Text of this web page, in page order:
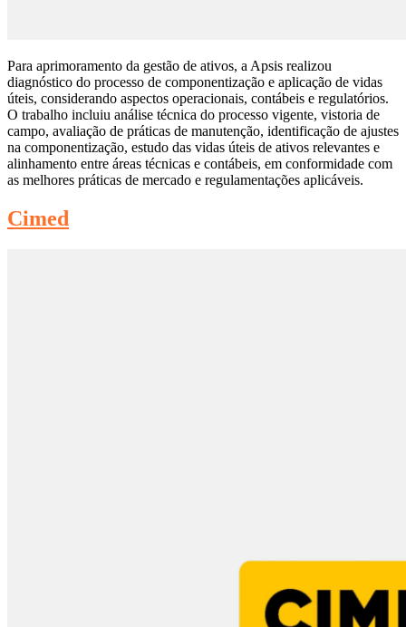
Para aprimoramento da gestão de ativos, a Apsis realizou
diagnóstico do processo de componentização e aplicação de vidas
úteis, considerando aspectos operacionais, contábeis e regulatórios.
O trabalho incluiu análise técnica do processo vigente, vistoria de
campo, avaliação de práticas de manutenção, identificação de ajustes
na componentização, estudo das vidas úteis de ativos relevantes e
alinhamento entre áreas técnicas e contábeis, em conformidade com
as melhores práticas de mercado e regulamentações aplicáveis.
Cimed